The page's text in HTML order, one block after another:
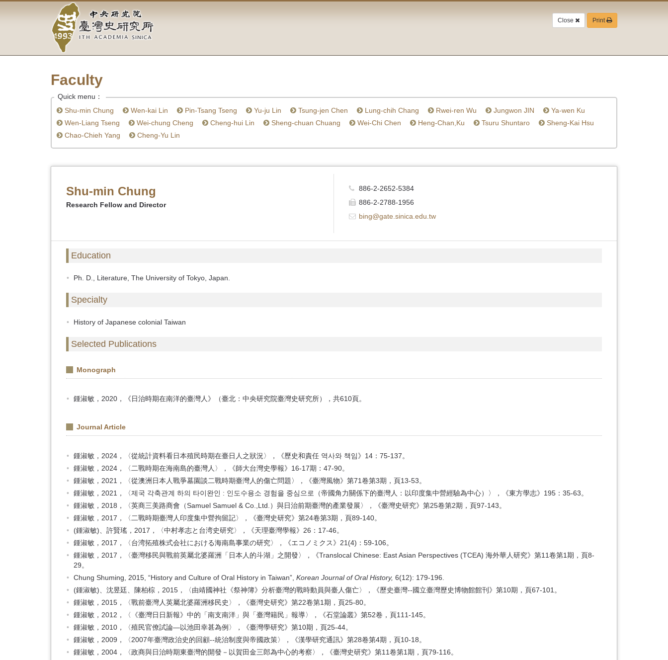
block
Academia
Sinica-
Taiwan
History
Institute-
Home
Close Print
Faculty
Quick menu：
Shu-min Chung
Wen-kai Lin Pin-Tsang Tseng Yu-ju Lin Tsung-jen Chen Lung-chih Chang Rwei-ren Wu Jungwon JIN
Ya-wen Ku
Wen-Liang Tseng
Wei-chung Cheng Cheng-hui Lin Sheng-chuan Chuang Wei-Chi Chen Heng-Chan,Ku Tsuru Shuntaro
Sheng-Kai Hsu
Chao-Chieh Yang
Cheng-Yu Lin
Shu-min Chung
Research Fellow and Director
886-2-2652-5384
886-2-2788-1956
bing@gate.sinica.edu.tw
Education
Ph. D., Literature, The University of Tokyo, Japan.
Specialty
History of Japanese colonial Taiwan
Selected Publications
Monograph
鍾淑敏，2020，《日治時期在南洋的臺灣人》（臺北：中央研究院臺灣史研究所），共610頁。
Journal Article
鍾淑敏，2024，〈從統計資料看日本殖民時期在臺日人之狀況〉，《歷史和責任 역사와 책임》14：75-137。
鍾淑敏，2024，〈二戰時期在海南島的臺灣人〉，《師大台灣史學報》16-17期：47-90。
鍾淑敏，2021，〈從澳洲日本人戰爭墓園談二戰時期臺灣人的傷亡問題〉，《臺灣風物》第71卷第3期，頁13-53。
鍾淑敏，2021，〈제국 각축관계 하의 타이완인 : 인도수용소 경험을 중심으로（帝國角力關係下的臺灣人：以印度集中營經驗為中心）〉，《東方學志》195：35-63。
鍾淑敏，2018，〈英商三美路商會（Samuel Samuel & Co.,Ltd.）與日治前期臺灣的產業發展〉，《臺灣史研究》第25卷第2期，頁97-143。
鍾淑敏，2017，〈二戰時期臺灣人印度集中營拘留記〉，《臺灣史研究》第24卷第3期，頁89-140。
(鍾淑敏)、許賢瑤，2017，〈中村孝志と台湾史研究〉，《天理臺灣學報》26：17-46。
鍾淑敏，2017，〈台湾拓殖株式会社における海南島事業の研究〉，《エコノミクス》21(4)：59-106。
鍾淑敏，2017，〈臺灣移民與戰前英屬北婆羅洲「日本人的斗湖」之開發〉，《Translocal Chinese: East Asian Perspectives (TCEA) 海外華人研究》第11卷第1期，頁8-
29。
Chung Shuming, 2015, “History and Culture of Oral History in Taiwan”, Korean Journal of Oral History, 6(12): 179-196.
(鍾淑敏)、沈昱廷、陳柏棕，2015，〈由靖國神社《祭神簿》分析臺灣的戰時動員與臺人傷亡〉，《歷史臺灣--國立臺灣歷史博物館館刊》第10期，頁67-101。
鍾淑敏，2015，〈戰前臺灣人英屬北婆羅洲移民史〉，《臺灣史研究》第22卷第1期，頁25-80。
鍾淑敏，2012，〈《臺灣日日新報》中的「南支南洋」與「臺灣籍民」報導〉，《石堂論叢》第52卷，頁111-145。
鍾淑敏，2010，〈殖民官僚試論—以池田幸甚為例〉，《臺灣學研究》第10期，頁25-44。
鍾淑敏，2009，〈2007年臺灣政治史的回顧--統治制度與帝國政策〉，《漢學研究通訊》第28卷第4期，頁10-18。
鍾淑敏，2004，〈政商與日治時期東臺灣的開發－以賀田金三郎為中心的考察〉，《臺灣史研究》第11卷第1期，頁79-116。